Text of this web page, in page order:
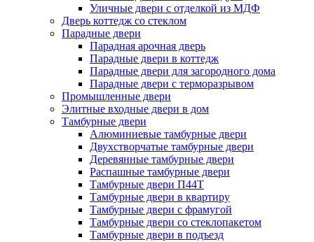
Уличные двери с отделкой из МДФ
Дверь коттедж со стеклом
Парадные двери
Парадная арочная дверь
Парадные двери в коттедж
Парадные двери для загородного дома
Парадные двери с терморазрывом
Промышленные двери
Элитные входные двери в дом
Тамбурные двери
Алюминиевые тамбурные двери
Двухстворчатые тамбурные двери
Деревянные тамбурные двери
Распашные тамбурные двери
Тамбурные двери П44Т
Тамбурные двери в квартиру
Тамбурные двери с фрамугой
Тамбурные двери со стеклопакетом
Тамбурные двери в подъезд